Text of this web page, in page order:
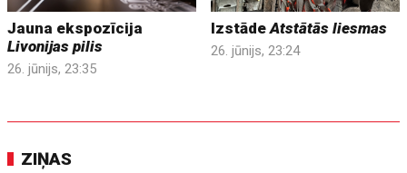
Jauna ekspozīcija
Livonijas pilis
26. jūnijs, 23:35
IzstādeAtstātās liesmas
26. jūnijs, 23:24
ZIŅAS